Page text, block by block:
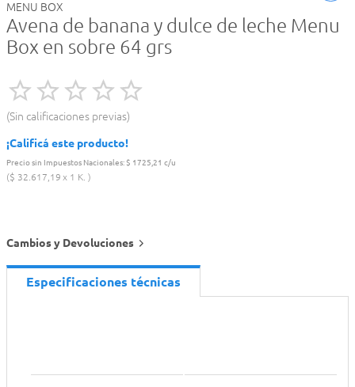
MENU BOX
Avena de banana y dulce de leche Menu
Box en sobre 64 grs
Sin calificaciones previas
¡Calificá este producto!
Precio sin Impuestos Nacionales:$ 1725,21 c/u
$ 32.617,19 1 K.
Cambios y Devoluciones
Especificaciones técnicas